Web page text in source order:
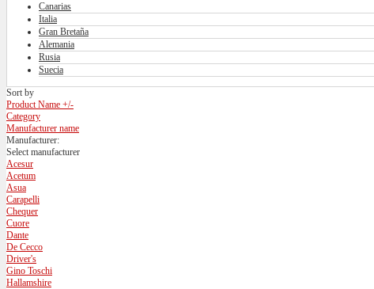
Canarias
Italia
Gran Bretaña
Alemania
Rusia
Suecia
Sort by
Product Name +/-
Category
Manufacturer name
Manufacturer:
Select manufacturer
Acesur
Acetum
Asua
Carapelli
Chequer
Cuore
Dante
De Cecco
Driver's
Gino Toschi
Hallamshire